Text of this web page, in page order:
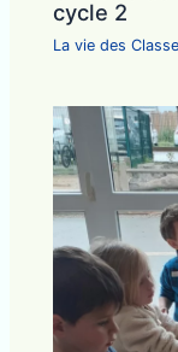
cycle 2
La vie des